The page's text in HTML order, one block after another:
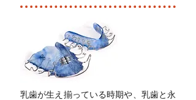
乳歯が生え揃っている時期や、乳歯と永